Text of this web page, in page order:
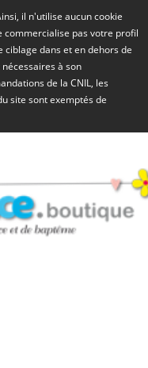
il n'utilise aucun cookie
commercialise pas votre profil
dans et en dehors de
à son
de la CNIL, les
site sont exemptés de